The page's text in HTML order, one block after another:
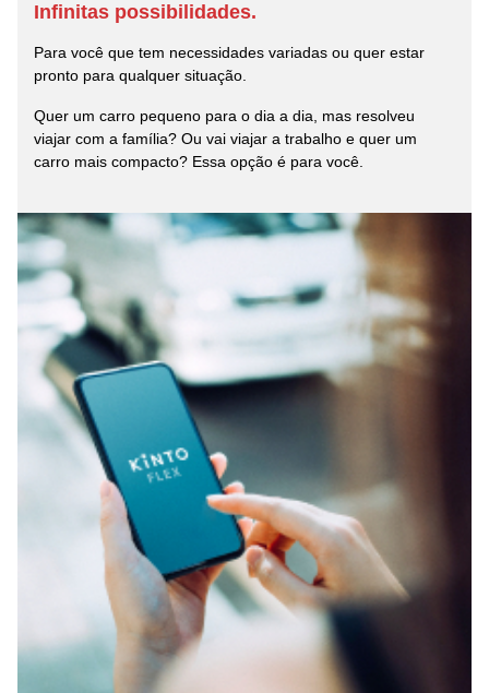
Infinitas possibilidades.
Para você que tem necessidades variadas ou quer estar
pronto para qualquer situação.
Quer um carro pequeno para o dia a dia, mas resolveu
viajar com a família? Ou vai viajar a trabalho e quer um
carro mais compacto? Essa opção é para você.